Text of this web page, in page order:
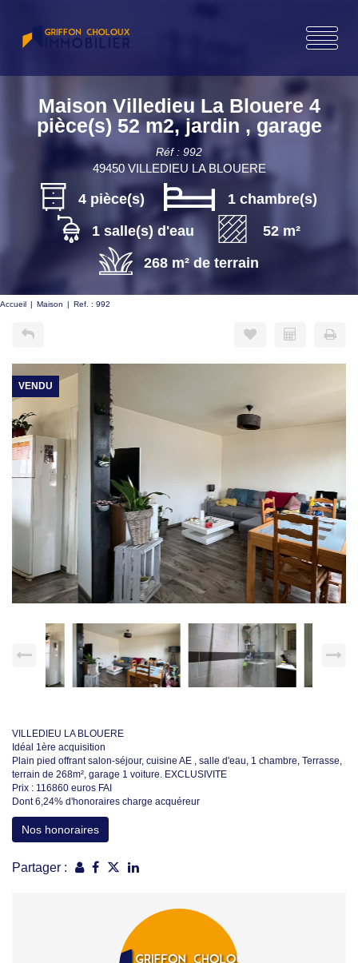
Maison Villedieu La Blouere 4
pièce(s) 52 m2, jardin , garage
Réf : 992
49450 VILLEDIEU LA BLOUERE
4 pièce(s)
1 chambre(s)
1 salle(s) d'eau
52 m²
268 m² de terrain
Accueil Maison Ref. : 992
VENDU
VILLEDIEU LA BLOUERE
Idéal 1ère acquisition
Plain pied offrant salon-séjour, cuisine AE , salle d'eau, 1 chambre, Terrasse,
terrain de 268m², garage 1 voiture. EXCLUSIVITE
Prix : 116860 euros FAI
Dont 6,24% d'honoraires charge acquéreur
Nos honoraires
Partager :